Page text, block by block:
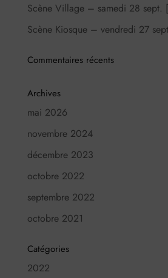
Scène Village – samedi 28 sept.
Scène Kiosque – vendredi 27
Commentaires récents
Archives
mai 2026
novembre 2024
décembre 2023
octobre 2022
septembre 2022
octobre 2021
Catégories
2022